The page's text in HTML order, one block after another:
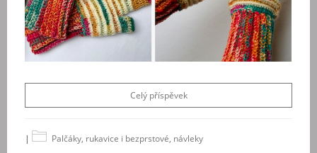
Celý příspěvek
| Palčáky, rukavice i bezprstové, návleky